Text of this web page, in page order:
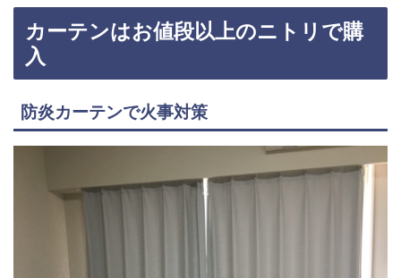
カーテンはお値段以上のニトリで購
入
防炎カーテンで火事対策